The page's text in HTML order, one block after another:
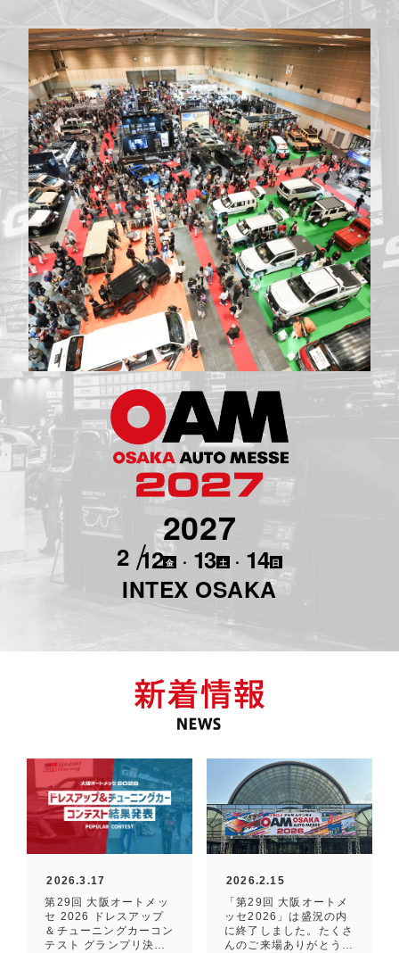
2027
2 12 金 ・ 13 土 ・ 14 日
INTEX OSAKA
2026.3.17
第29回 大阪オートメッ
セ 2026 ドレスアップ
＆チューニングカーコン
テスト グランプリ決
2026.2.15
「第29回 大阪オートメ
ッセ2026」は盛況の内
に終了しました。たくさ
んのご来場ありがとうご